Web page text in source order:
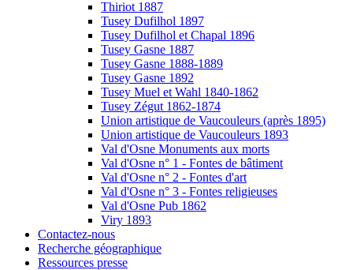
Thiriot 1887
Tusey Dufilhol 1897
Tusey Dufilhol et Chapal 1896
Tusey Gasne 1887
Tusey Gasne 1888-1889
Tusey Gasne 1892
Tusey Muel et Wahl 1840-1862
Tusey Zégut 1862-1874
Union artistique de Vaucouleurs (après 1895)
Union artistique de Vaucouleurs 1893
Val d'Osne Monuments aux morts
Val d'Osne n° 1 - Fontes de bâtiment
Val d'Osne n° 2 - Fontes d'art
Val d'Osne n° 3 - Fontes religieuses
Val d'Osne Pub 1862
Viry 1893
Contactez-nous
Recherche géographique
Ressources presse